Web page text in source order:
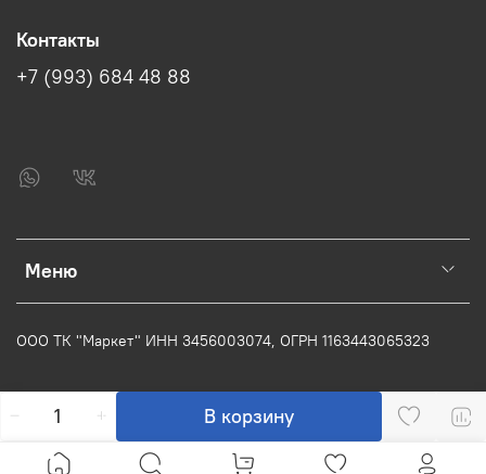
В корзину
Меню
Контакты
+7 (993) 684 48 88
ООО ТК "Маркет" ИНН 3456003074, ОГРН 1163443065323